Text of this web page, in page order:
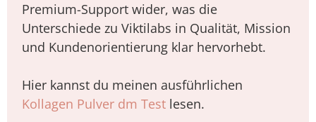
Premium-Support wider, was die
Unterschiede zu Viktilabs in Qualität, Mission
und Kundenorientierung klar hervorhebt.
Hier kannst du meinen ausführlichen
Kollagen Pulver dm Test lesen.